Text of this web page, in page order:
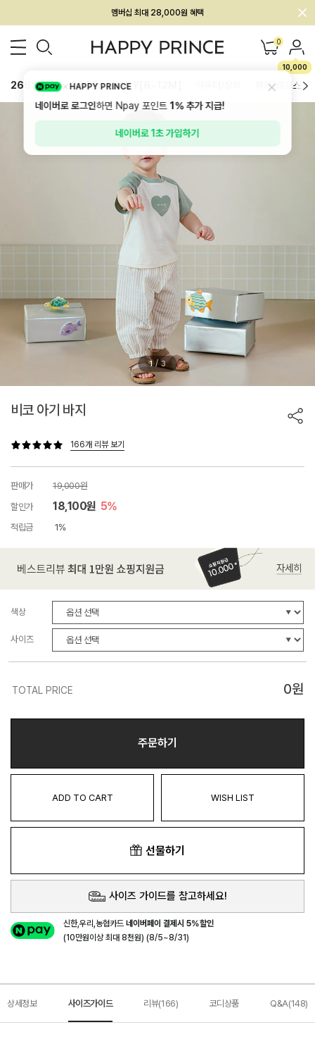
회원전용 아울렛, 가입하면 ~60% 할인!
멤버십 최대 28,000원 혜택 0
10,000
26SS 신상 BEST BABY[6~12M] 하의/레깅스
1 / 3
비코 아기 바지
166개 리뷰 보기
판매가
19,000원
할인가
18,100원 5%
적립금 1%
색상
사이즈
TOTAL PRICE 0원
주문하기
ADD TO CART WISH LIST
선물하기
사이즈 가이드를 참고하세요!
신한,우리,농협카드네이버페이 결제시 5%할인
(10만원이상 최대 8천원) (8/5~8/31)
상세정보 사이즈가이드 리뷰(166) 코디상품 Q&A(148)
HAPPY PRINCE
네이버로 로그인하면 Npay 포인트1%추가 지급!
네이버로 1초 가입하기